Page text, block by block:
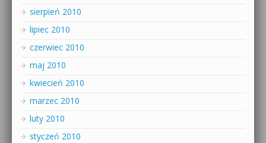
sierpień 2010
lipiec 2010
czerwiec 2010
maj 2010
kwiecień 2010
marzec 2010
luty 2010
styczeń 2010